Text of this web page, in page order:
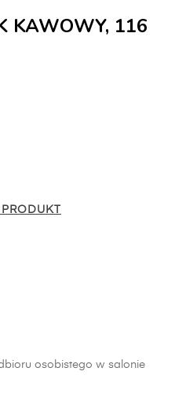
KAWOWY, 116
osobistego w salonie